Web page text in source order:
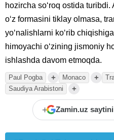
hozircha soʻroq ostida
oʻz formasini tiklay olmasa,
yoʻnalishlarni koʻrib
himoyachi oʻzining jismoniy
ishlashda davom etmoqda.
Paul Pogba + Monaco +
Saudiya Arabistoni +
+ Zamin.uz